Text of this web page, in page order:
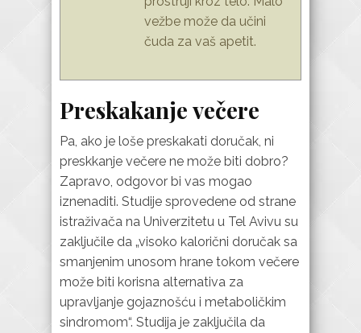
vežbe može da učini
čuda za vaš apetit.
Preskakanje večere
Pa, ako je loše preskakati doručak, ni
preskkanje večere ne može biti dobro?
Zapravo, odgovor bi vas mogao
iznenaditi. Studije sprovedene od strane
istraživača na Univerzitetu u Tel Avivu su
zaključile da „visoko kalorični doručak sa
smanjenim unosom hrane tokom večere
može biti korisna alternativa za
upravljanje gojaznošću i metaboličkim
sindromom“. Studija je zaključila da